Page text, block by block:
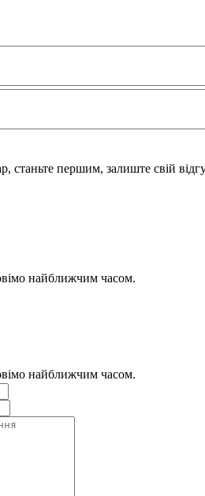
станьте першим, залиште свій
найближчим часом.
найближчим часом.